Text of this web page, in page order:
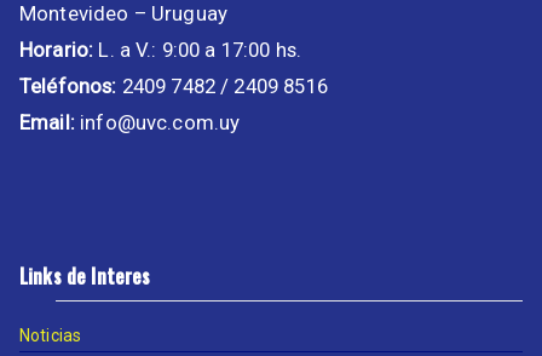
Montevideo – Uruguay
Horario: L. a V.: 9:00 a 17:00 hs.
Teléfonos: 2409 7482 / 2409 8516
Email:info@uvc.com.uy
Links de Interes
Noticias